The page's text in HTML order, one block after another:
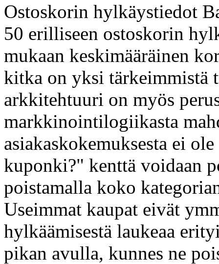
Ostoskorin hylkäystiedot
50 erilliseen ostoskorin
mukaan keskimääräinen
kitka on yksi tärkeimmistä
arkkitehtuuri on myös
markkinointilogiikasta
asiakaskokemuksesta ei
kuponki?" kenttä voidaan
poistamalla koko
Useimmat kaupat eivät
hylkäämisestä laukeaa
pikan avulla, kunnes ne